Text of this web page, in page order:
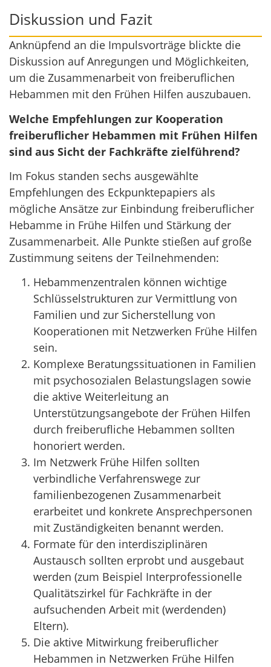
Diskussion und Fazit
Anknüpfend an die Impulsvorträge blickte die
Diskussion auf Anregungen und Möglichkeiten,
um die Zusammenarbeit von freiberuflichen
Hebammen mit den Frühen Hilfen auszubauen.
Welche Empfehlungen zur Kooperation
freiberuflicher Hebammen mit Frühen Hilfen
sind aus Sicht der Fachkräfte zielführend?
Im Fokus standen sechs ausgewählte
Empfehlungen des Eckpunktepapiers als
mögliche Ansätze zur Einbindung freiberuflicher
Hebamme in Frühe Hilfen und Stärkung der
Zusammenarbeit. Alle Punkte stießen auf große
Zustimmung seitens der Teilnehmenden:
Hebammenzentralen können wichtige
Schlüsselstrukturen zur Vermittlung von
Familien und zur Sicherstellung von
Kooperationen mit Netzwerken Frühe Hilfen
sein.
Komplexe Beratungssituationen in Familien
mit psychosozialen Belastungslagen sowie
die aktive Weiterleitung an
Unterstützungsangebote der Frühen Hilfen
durch freiberufliche Hebammen sollten
honoriert werden.
Im Netzwerk Frühe Hilfen sollten
verbindliche Verfahrenswege zur
familienbezogenen Zusammenarbeit
erarbeitet und konkrete Ansprechpersonen
mit Zuständigkeiten benannt werden.
Formate für den interdisziplinären
Austausch sollten erprobt und ausgebaut
werden (zum Beispiel Interprofessionelle
Qualitätszirkel für Fachkräfte in der
aufsuchenden Arbeit mit (werdenden)
Eltern).
Die aktive Mitwirkung freiberuflicher
Hebammen in Netzwerken Frühe Hilfen